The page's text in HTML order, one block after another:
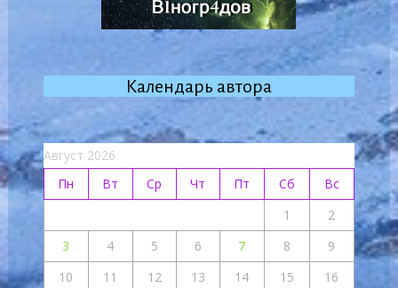
Календарь автора
Август 2026
Пн
Вт Ср Чт Пт Сб
Вс
1
2
3
4 5 6 7 8
9
10
11 12 13 14 15 16